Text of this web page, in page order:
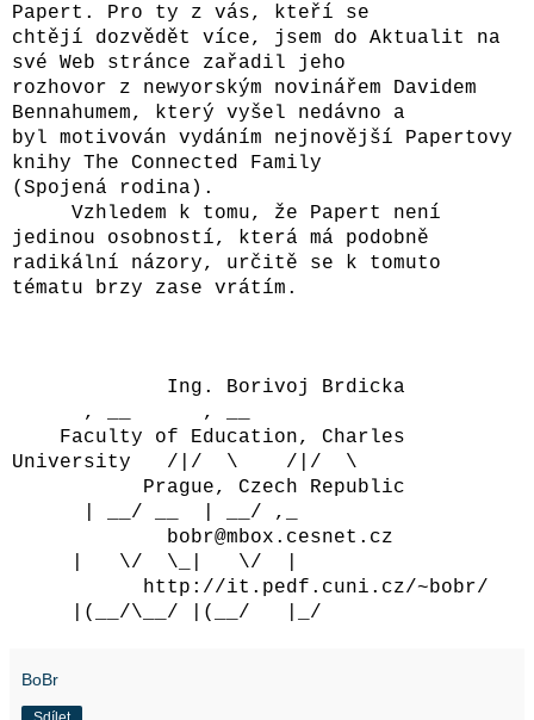
Papert. Pro ty z vás, kteří se
chtějí dozvědět více, jsem do Aktualit na
své Web stránce zařadil jeho
rozhovor z newyorským novinářem Davidem
Bennahumem, který vyšel nedávno a
byl motivován vydáním nejnovější Papertovy
knihy The Connected Family
(Spojená rodina).
Vzhledem k tomu, že Papert není
jedinou osobností, která má podobně
radikální názory, určitě se k tomuto
tématu brzy zase vrátím.
Ing. Borivoj Brdicka
, __ , __
Faculty of Education, Charles
University /|/ \ /|/ \
Prague, Czech Republic
| __/ __ | __/ ,_
bobr@mbox.cesnet.cz
| \/ \_| \/ |
http://it.pedf.cuni.cz/~bobr/
|(__/\__/ |(__/ |_/
BoBr